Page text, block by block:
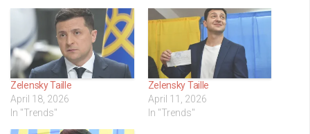
Zelensky Taille
April 18, 2026
In "Trends"
Zelensky Taille
April 11, 2026
In "Trends"